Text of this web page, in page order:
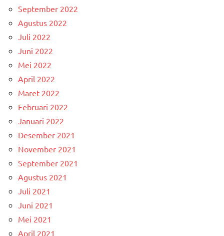
September 2022
Agustus 2022
Juli 2022
Juni 2022
Mei 2022
April 2022
Maret 2022
Februari 2022
Januari 2022
Desember 2021
November 2021
September 2021
Agustus 2021
Juli 2021
Juni 2021
Mei 2021
April 2021